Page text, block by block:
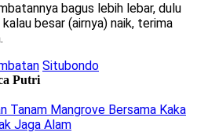
bagus lebih lebar, dulu
besar (airnya) naik, terima
Situbondo
Putri
Tanam Mangrove Bersama Kaka
Jaga Alam